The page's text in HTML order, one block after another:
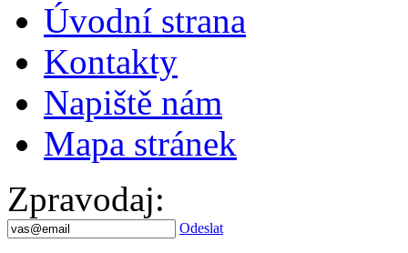
Úvodní strana
Kontakty
Napiště nám
Mapa stránek
Zpravodaj:
Odeslat